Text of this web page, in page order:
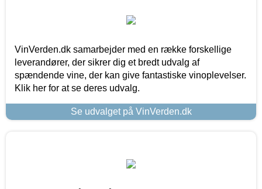
VinVerden.dk samarbejder med en række forskellige
leverandører, der sikrer dig et bredt udvalg af
spændende vine, der kan give fantastiske vinoplevelser.
Klik her for at se deres udvalg.
Se udvalget på VinVerden.dk